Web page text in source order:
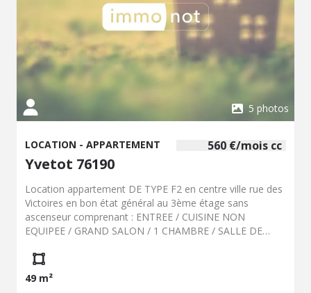
5 photos
560 €/mois cc
LOCATION - APPARTEMENT
Yvetot 76190
Location appartement DE TYPE F2 en centre ville rue des
Victoires en bon état général au 3ème étage sans
ascenseur comprenant : ENTREE / CUISINE NON
EQUIPEE / GRAND SALON / 1 CHAMBRE / SALLE DE
CHAUFFAGE INDIVIDUEL ELECTRIQUE - DG : 560 € -
LOYER : 560 € - libre
49 m²